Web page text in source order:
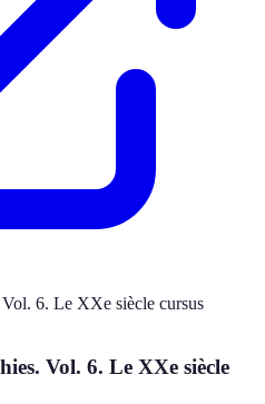
Vol. 6. Le XXe siècle